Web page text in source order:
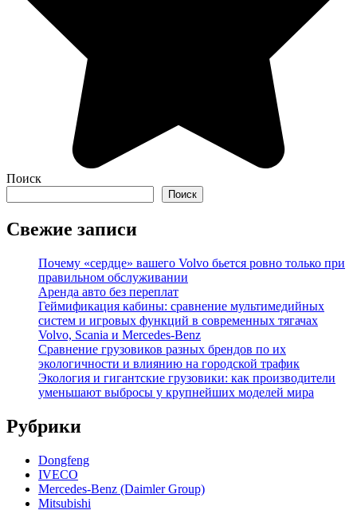
Поиск
Поиск
Свежие записи
Почему «сердце» вашего Volvo бьется ровно только при
правильном обслуживании
Аренда авто без переплат
Геймификация кабины: сравнение мультимедийных
систем и игровых функций в современных тягачах
Volvo, Scania и Mercedes-Benz
Сравнение грузовиков разных брендов по их
экологичности и влиянию на городской трафик
Экология и гигантские грузовики: как производители
уменьшают выбросы у крупнейших моделей мира
Рубрики
Dongfeng
IVECO
Mercedes-Benz (Daimler Group)
Mitsubishi